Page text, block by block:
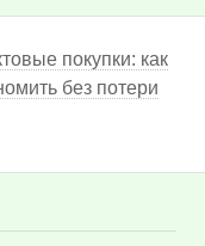
покупки: как
без потери